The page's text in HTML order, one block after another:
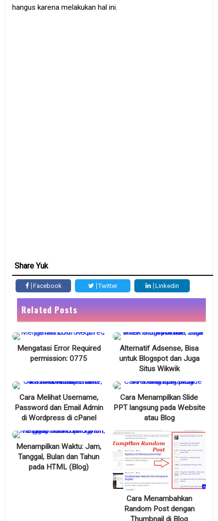
hangus karena melakukan hal ini.
Share Yuk
Facebook Twitter Linkedin
Related Posts
Mengatasi Error Required
permission: 0775
Alternatif Adsense, Bisa
untuk Blogspot dan Juga
Situs Wikwik
Cara Melihat Username,
Password dan Email Admin
di Wordpress di cPanel
Cara Menampilkan Slide
PPT langsung pada Website
atau Blog
Menampilkan Waktu: Jam,
Tanggal, Bulan dan Tahun
pada HTML (Blog)
Cara Menambahkan
Random Post dengan
Thumbnail di Blog